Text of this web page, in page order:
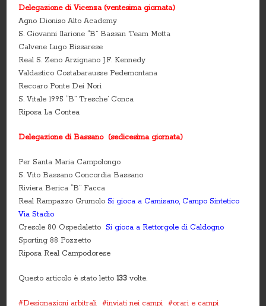
Delegazione di Vicenza (ventesima giornata)
Agno Dioniso Alto Academy
S. Giovanni Ilarione “B” Bassan Team Motta
Calvene Lugo Bissarese
Real S. Zeno Arzignano J.F. Kennedy
Valdastico Costabarausse Pedemontana
Recoaro Ponte Dei Nori
S. Vitale 1995 “B” Tresche’ Conca
Riposa La Contea
Delegazione di Bassano (sedicesima giornata)
Per Santa Maria Campolongo
S. Vito Bassano Concordia Bassano
Riviera Berica “B” Facca
Real Rampazzo Grumolo Si gioca a Camisano, Campo Sintetico
Via Stadio
Cresole 80 Ospedaletto Si gioca a Rettorgole di Caldogno
Sporting 88 Pozzetto
Riposa Real Campodorese
Questo articolo è stato letto133 volte.
Designazioni arbitrali inviati nei campi
orari e campi